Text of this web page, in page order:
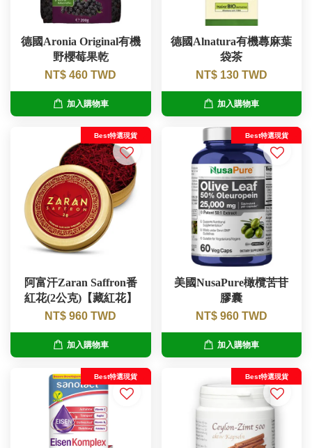
德國Aronia Original有機
野櫻莓果乾
NT$ 460 TWD
加入購物車
德國Alnatura有機蕁麻葉
袋茶
NT$ 130 TWD
加入購物車
Best特選現貨
阿富汗Zaran Saffron番
紅花(2公克)【藏紅花】
NT$ 960 TWD
加入購物車
Best特選現貨
美國NusaPure橄欖苦苷
膠囊
NT$ 960 TWD
加入購物車
Best特選現貨 Best特選現貨